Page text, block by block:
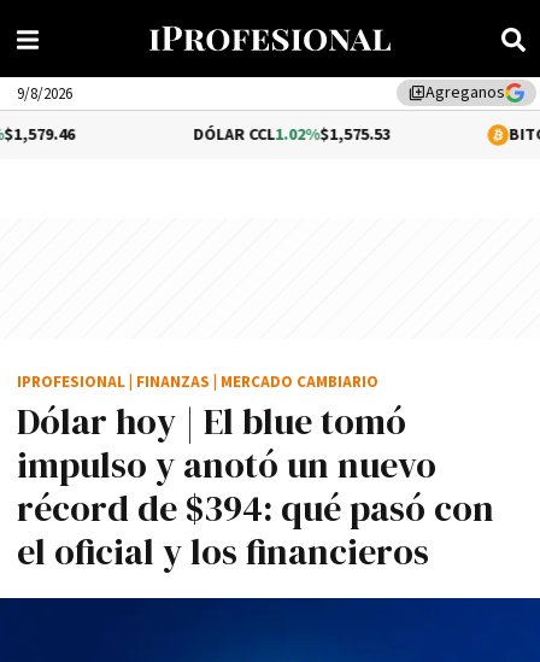
library_addAgreganos
9/8/2026
1.02%$1,575.53 -0.33%
Dólar hoy | El blue tomó
impulso y anotó un nuevo
récord de $394: qué pasó con
el oficial y los financieros
IPROFESIONAL FINANZAS MERCADO CAMBIARIO